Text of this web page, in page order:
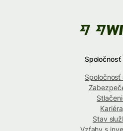
Spoločnosť
Spoločnosť
Kariéra
Stav
Vzťahy s